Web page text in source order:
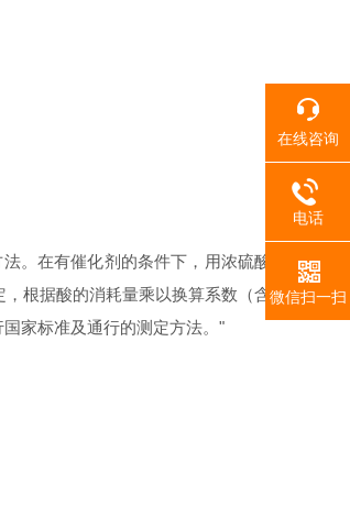
。在有催化剂的条件下，用浓硫酸
根据酸的消耗量乘以换算系数（含
家标准及通行的测定方法。"
在线咨询
电话
微信扫一扫